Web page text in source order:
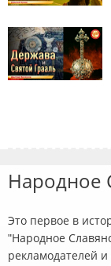
Народное
Это первое в
"Народное
рекламодателей